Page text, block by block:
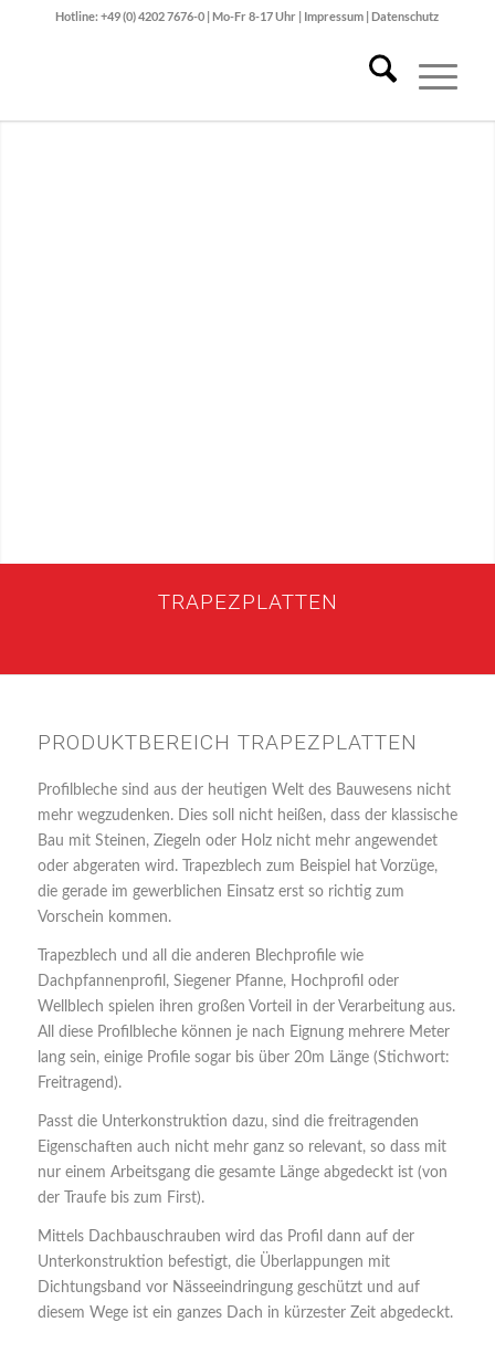
Hotline: +49 (0) 4202 7676-0 | Mo-Fr 8-17 Uhr | Impressum |Datenschutz
TRAPEZPLATTEN
PRODUKTBEREICH TRAPEZPLATTEN
Profilbleche sind aus der heutigen Welt des Bauwesens nicht
mehr wegzudenken. Dies soll nicht heißen, dass der klassische
Bau mit Steinen, Ziegeln oder Holz nicht mehr angewendet
oder abgeraten wird. Trapezblech zum Beispiel hat Vorzüge,
die gerade im gewerblichen Einsatz erst so richtig zum
Vorschein kommen.
Trapezblech und all die anderen Blechprofile wie
Dachpfannenprofil, Siegener Pfanne, Hochprofil oder
Wellblech spielen ihren großen Vorteil in der Verarbeitung aus.
All diese Profilbleche können je nach Eignung mehrere Meter
lang sein, einige Profile sogar bis über 20m Länge (Stichwort:
Freitragend).
Passt die Unterkonstruktion dazu, sind die freitragenden
Eigenschaften auch nicht mehr ganz so relevant, so dass mit
nur einem Arbeitsgang die gesamte Länge abgedeckt ist (von
der Traufe bis zum First).
Mittels Dachbauschrauben wird das Profil dann auf der
Unterkonstruktion befestigt, die Überlappungen mit
Dichtungsband vor Nässeeindringung geschützt und auf
diesem Wege ist ein ganzes Dach in kürzester Zeit abgedeckt.